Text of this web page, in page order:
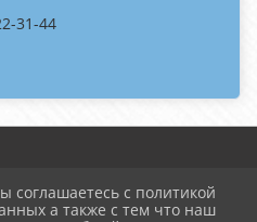
31-44
соглашаетесь с политикой
а также с тем что наш